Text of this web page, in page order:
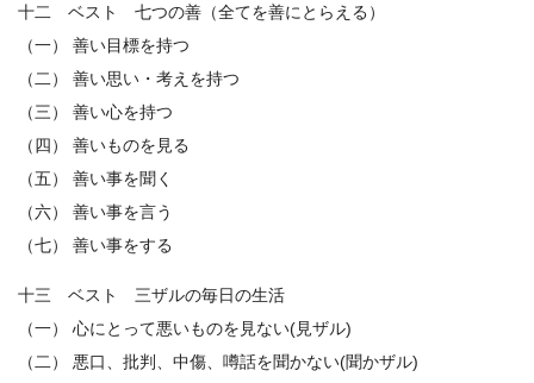
十二 ベスト 七つの善（全てを善にとらえる）
（一） 善い目標を持つ
（二） 善い思い・考えを持つ
（三） 善い心を持つ
（四） 善いものを見る
（五） 善い事を聞く
（六） 善い事を言う
（七） 善い事をする
十三 ベスト 三ザルの毎日の生活
（一） 心にとって悪いものを見ない(見ザル)
（二） 悪口、批判、中傷、噂話を聞かない(聞かザル)